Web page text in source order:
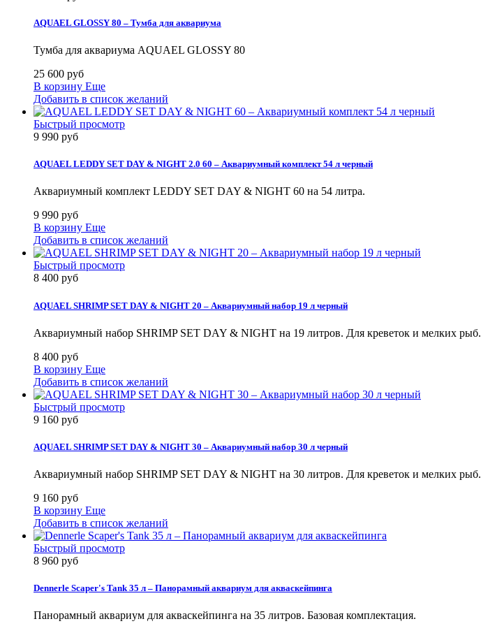
AQUAEL GLOSSY 80 – Тумба для аквариума
Тумба для аквариума AQUAEL GLOSSY 80
25 600 руб
В корзину Еще
Добавить в список желаний
Быстрый просмотр
9 990 руб
AQUAEL LEDDY SET DAY & NIGHT 2.0 60 – Аквариумный комплект 54 л черный
Аквариумный комплект LEDDY SET DAY & NIGHT 60 на 54 литра.
9 990 руб
В корзину Еще
Добавить в список желаний
Быстрый просмотр
8 400 руб
AQUAEL SHRIMP SET DAY & NIGHT 20 – Аквариумный набор 19 л черный
Аквариумный набор SHRIMP SET DAY & NIGHT на 19 литров. Для креветок и мелких рыб.
8 400 руб
В корзину Еще
Добавить в список желаний
Быстрый просмотр
9 160 руб
AQUAEL SHRIMP SET DAY & NIGHT 30 – Аквариумный набор 30 л черный
Аквариумный набор SHRIMP SET DAY & NIGHT на 30 литров. Для креветок и мелких рыб.
9 160 руб
В корзину Еще
Добавить в список желаний
Быстрый просмотр
8 960 руб
Dennerle Scaper's Tank 35 л – Панорамный аквариум для акваскейпинга
Панорамный аквариум для акваскейпинга на 35 литров. Базовая комплектация.